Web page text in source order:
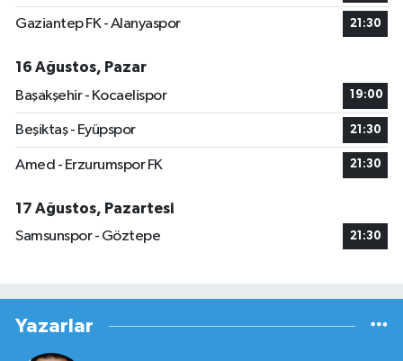
Gaziantep FK - Alanyaspor 21:30
16 Ağustos, Pazar
Başakşehir - Kocaelispor
19:00
Beşiktaş - Eyüpspor 21:30
Amed - Erzurumspor FK 21:30
17 Ağustos, Pazartesi
Samsunspor - Göztepe
21:30
Yazarlar